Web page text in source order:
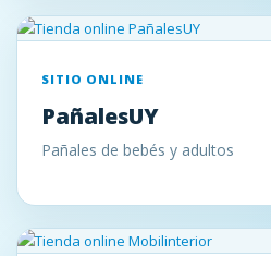
SITIO ONLINE
PañalesUY
Pañales de bebés y adultos